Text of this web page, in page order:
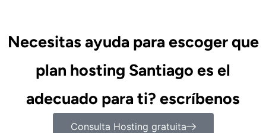
Necesitas ayuda para escoger que
plan hosting Santiago es el
adecuado para ti? escríbenos
Consulta Hosting gratuita